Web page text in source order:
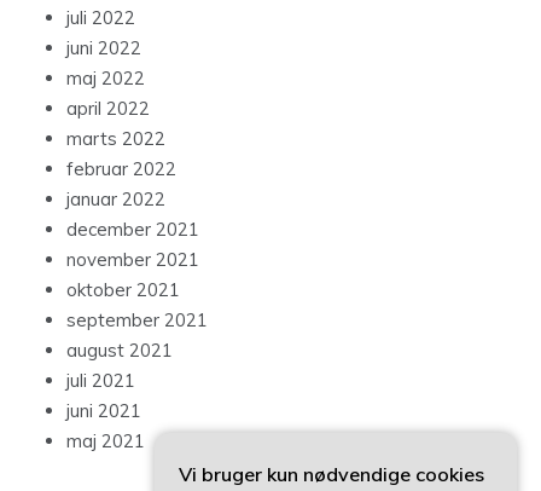
juli 2022
juni 2022
maj 2022
april 2022
marts 2022
februar 2022
januar 2022
december 2021
november 2021
oktober 2021
september 2021
august 2021
juli 2021
juni 2021
maj 2021
Vi bruger kun nødvendige cookies